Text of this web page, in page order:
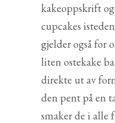
kakeoppskrift
cupcakes
gjelder også for
liten ostekake
direkte ut av
den pent på en
smaker de i alle